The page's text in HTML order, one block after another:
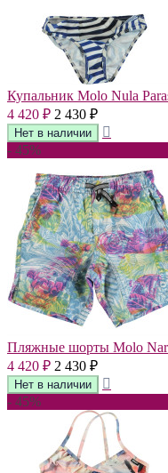
Купальник Molo Nula
4 420 ₽ 2 430 ₽
- 45%
Пляжные шорты Molo
4 420 ₽ 2 430 ₽
- 45%